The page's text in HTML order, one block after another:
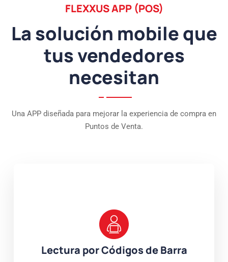
FLEXXUS APP (POS)
La solución mobile que
tus vendedores
necesitan
Una APP diseñada para mejorar la experiencia de compra en
Puntos de Venta.
Lectura por Códigos de Barra